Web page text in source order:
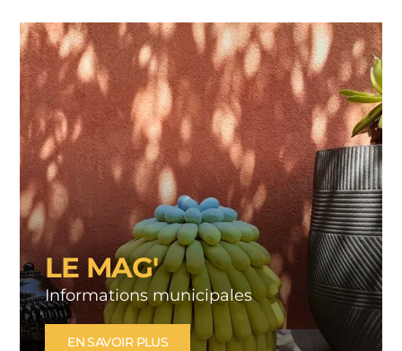
LE MAG'
Informations municipales
EN SAVOIR PLUS